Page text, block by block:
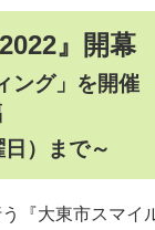
』開幕​
ング」を開催
）まで～​
『大東市スマイ